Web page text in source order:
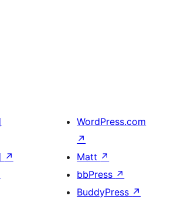
↗
WordPress.com
↗
Matt ↗
bbPress ↗
BuddyPress ↗